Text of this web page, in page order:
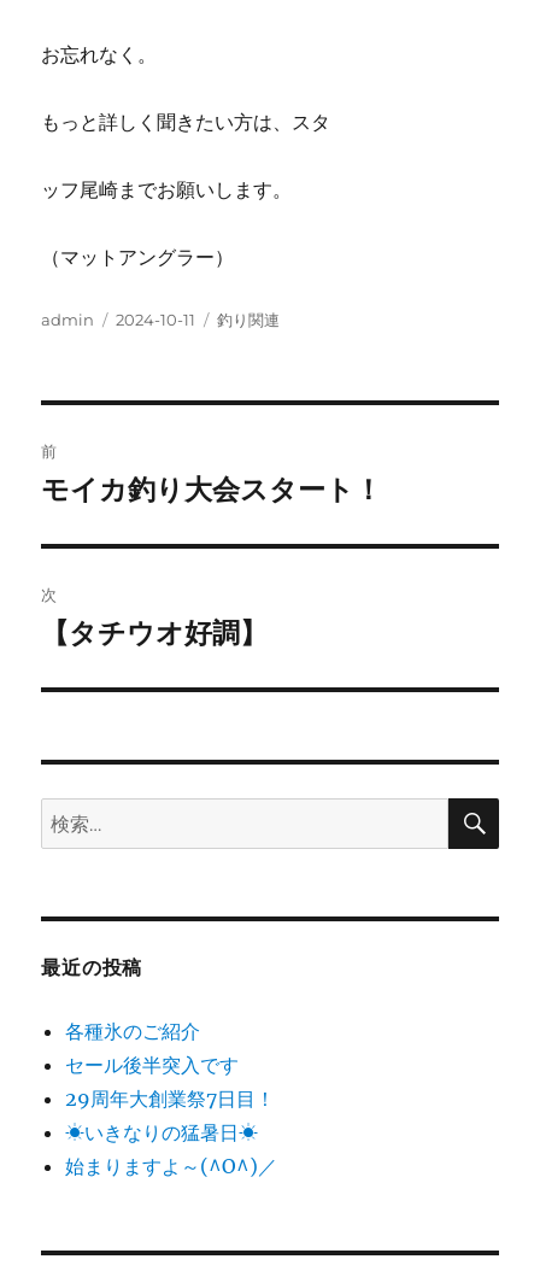
お忘れなく。
もっと詳しく聞きたい方は、スタ
ッフ尾崎までお願いします。
（マットアングラー）
投
admin
投
2024-10-11
カ
釣り関連
稿
ビ
ゲ
ー
ン
前
前
投
稿:
モイカ釣り大会スタート！
次
投
【タチウオ好調】
検
索:
検
最近の投稿
各種氷のご紹介
セール後半突入です
29周年大創業祭7日目！
☀いきなりの猛暑日☀
始まりますよ～(^O^)／